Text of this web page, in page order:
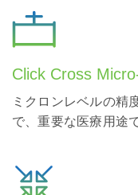
Click Cross
ミクロンレベルの精
で、重要な医療用途